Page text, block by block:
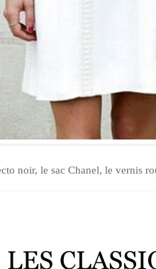
noir, le sac Chanel, le vernis